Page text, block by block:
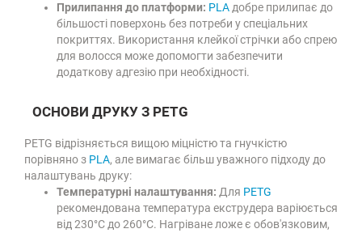
Прилипання до платформи: PLA добре прилипає до
більшості поверхонь без потреби у спеціальних
покриттях. Використання клейкої стрічки або спрею
для волосся може допомогти забезпечити
додаткову адгезію при необхідності.
ОСНОВИ ДРУКУ З PETG
PETG відрізняється вищою міцністю та гнучкістю
порівняно з PLA, але вимагає більш уважного підходу до
налаштувань друку:
Температурні налаштування: Для PETG
рекомендована температура екструдера варіюється
від 230°C до 260°C. Нагріване ложе є обов'язковим,